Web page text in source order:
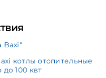
Baxi"
котлы отопительные
100 квт